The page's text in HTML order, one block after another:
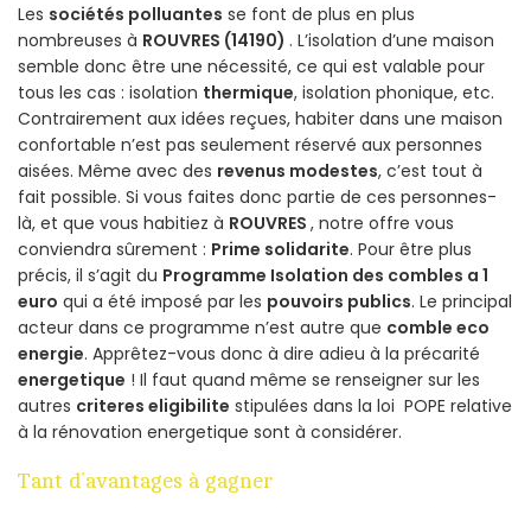
Les sociétés polluantes se font de plus en plus
nombreuses à ROUVRES (14190) . L’isolation d’une maison
semble donc être une nécessité, ce qui est valable pour
tous les cas : isolation thermique, isolation phonique, etc.
Contrairement aux idées reçues, habiter dans une maison
confortable n’est pas seulement réservé aux personnes
aisées. Même avec des revenus modestes, c’est tout à
fait possible. Si vous faites donc partie de ces personnes-
là, et que vous habitiez à ROUVRES , notre offre vous
conviendra sûrement : Prime solidarite. Pour être plus
précis, il s’agit du Programme Isolation des combles a 1
euro qui a été imposé par les pouvoirs publics. Le principal
acteur dans ce programme n’est autre que comble eco
energie. Apprêtez-vous donc à dire adieu à la précarité
energetique ! Il faut quand même se renseigner sur les
autres criteres eligibilite stipulées dans la loi POPE relative
à la rénovation energetique sont à considérer.
Tant d’avantages à gagner